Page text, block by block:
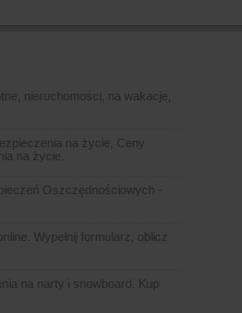
nieruchomości, na wakacje,
na życie, Ceny
na życie.
Oszczędnościowych -
Wypełnij formularz, oblicz
na narty i snowboard. Kup